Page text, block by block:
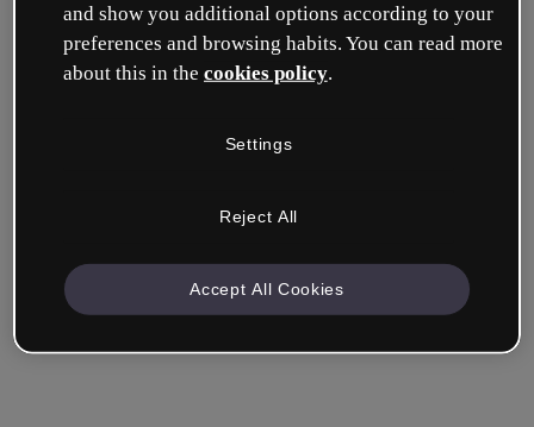
Crea tu cuenta, ¡gratis!
¿Cuál describe mejor tu rol?
Trabajo en una escuela o universidad.
Empresa & Profesionales
and show you additional options according to your
preferences and browsing habits. You can read more
about this in the cookies policy.
Settings
Reject All
Accept All Cookies